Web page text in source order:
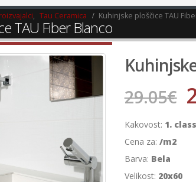
, Tau Ceramica Kuhinjske ploščice TAU
TAU Fiber Blanco
29.05€
Kakovost: 1.
Cena za: /m2
Barva: Bela
Velikost: 20x60